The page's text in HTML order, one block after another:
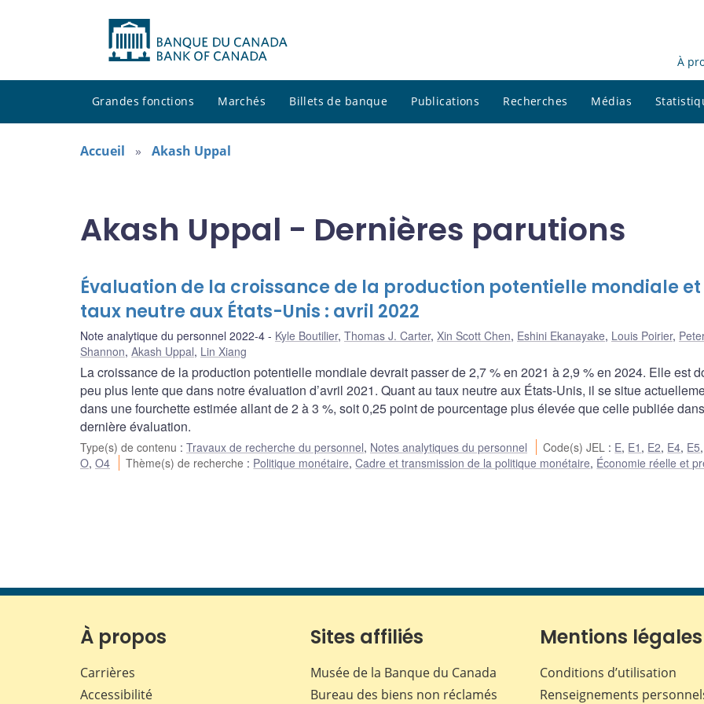
À
Grandes fonctions Marchés Billets de banque Publications Recherches Médias
Accueil Akash Uppal
Akash Uppal - Dernières parutions
Évaluation de la croissance de la production potentielle mondiale et
taux neutre aux États-Unis : avril 2022
Note analytique du personnel 2022-4 Kyle Boutilier, Thomas J. Carter, Xin Scott Chen, Eshini Ekanayake, Louis Poirier,
Shannon, Akash Uppal, Lin Xiang
La croissance de la production potentielle mondiale devrait passer de 2,7 % en 2021 à 2,9 % en 2024. Elle est
peu plus lente que dans notre évaluation d’avril 2021. Quant au taux neutre aux États-Unis, il se situe
dans une fourchette estimée allant de 2 à 3 %, soit 0,25 point de pourcentage plus élevée que celle publiée
dernière évaluation.
Type(s) de contenu : Travaux de recherche du personnel, Notes analytiques du personnel Code(s) JEL : E, E1 , E2, E4, E5,
O, O4 Thème(s) de recherche : Politique monétaire,Cadre et transmission de la politique monétaire, Économie réelle et
À propos
Carrières
Accessibilité
Sites affiliés
Musée de la Banque du Canada
Bureau des biens non réclamés
Mentions légales
Conditions d’utilisation
Renseignements